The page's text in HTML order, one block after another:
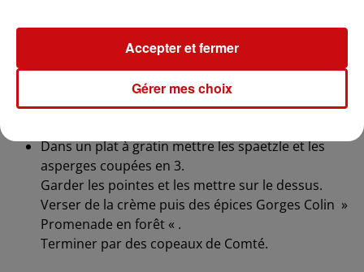
Préparer une casserole pour cuire les
la vapeur.
Éplucher les asperges et couper le pied.
Cuire 10 minutes à la vapeur.
Dans un plat à gratin mettre les spaetzle et les
asperges coupées en 3.
Garder les pointes et les mettre sur le dessus.
Verser de la crème puis des épices Gorges Colin »
Promenade en forêt « .
Terminer par des copeaux de Comté.
Gérer mes choix
Accepter et fermer